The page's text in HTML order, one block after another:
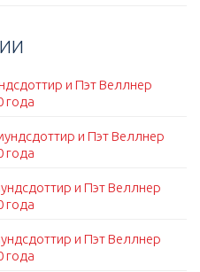
и Пэт Веллнер
года
и Пэт Веллнер
года
и Пэт Веллнер
года
и Пэт Веллнер
года